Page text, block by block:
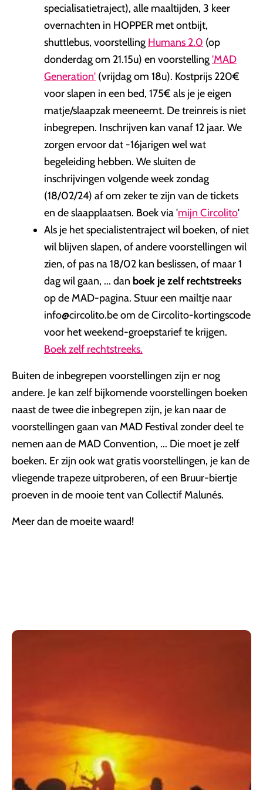
specialisatietraject), alle maaltijden, 3 keer
overnachten in HOPPER met ontbijt,
shuttlebus, voorstelling Humans 2.0 (op
donderdag om 21.15u) en voorstelling'MAD
Generation' (vrijdag om 18u). Kostprijs 220€
voor slapen in een bed, 175€ als je je eigen
matje/slaapzak meeneemt. De treinreis is niet
inbegrepen. Inschrijven kan vanaf 12 jaar. We
zorgen ervoor dat -16jarigen wel wat
begeleiding hebben. We sluiten de
inschrijvingen volgende week zondag
(18/02/24) af om zeker te zijn van de tickets
en de slaapplaatsen. Boek via 'mijn Circolito'
Als je het specialistentraject wil boeken, of niet
wil blijven slapen, of andere voorstellingen wil
zien, of pas na 18/02 kan beslissen, of maar 1
dag wil gaan, ... dan boek je zelf rechtstreeks
op de MAD-pagina. Stuur een mailtje naar
info@circolito.be om de Circolito-kortingscode
voor het weekend-groepstarief te krijgen.
Boek zelf rechtstreeks.
Buiten de inbegrepen voorstellingen zijn er nog
andere. Je kan zelf bijkomende voorstellingen boeken
naast de twee die inbegrepen zijn, je kan naar de
voorstellingen gaan van MAD Festival zonder deel te
nemen aan de MAD Convention, ... Die moet je zelf
boeken. Er zijn ook wat gratis voorstellingen, je kan de
vliegende trapeze uitproberen, of een Bruur-biertje
proeven in de mooie tent van Collectif Malunés.
Meer dan de moeite waard!